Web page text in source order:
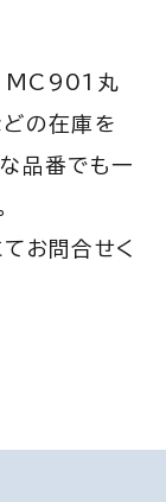
MC901丸
の在庫を
品番でも一
お問合せく